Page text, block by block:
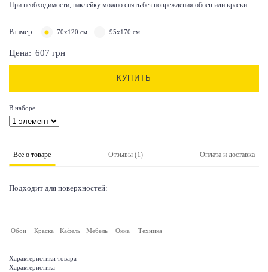
При необходимости, наклейку можно снять без повреждения обоев или краски.
Размер: 70х120 см 95х170 см
Цена: 607 грн
КУПИТЬ
В наборе
Все о товаре Отзывы (1) Оплата и доставка
Подходит для поверхностей:
Обои Краска Кафель Мебель Окна Техника
Характеристики товара
Характеристика